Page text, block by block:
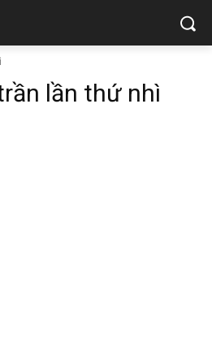
lần thứ nhì